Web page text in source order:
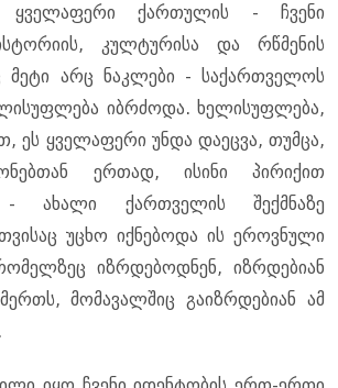
ყველაფერი ქართულის - ჩვენი
კულტურისა და რწმენის
მეტი არც ნაკლები - საქართველოს
იბრძოდა. ხელისუფლება,
ეს ყველაფერი უნდა დაეცვა, თუმცა,
ერთად, ისინი პირიქით
- ახალი ქართველის შექმნაზე
უცხო იქნებოდა ის ეროვნული
იზრდებოდნენ, იზრდებიან
მომავალშიც გაიზრდებიან ამ